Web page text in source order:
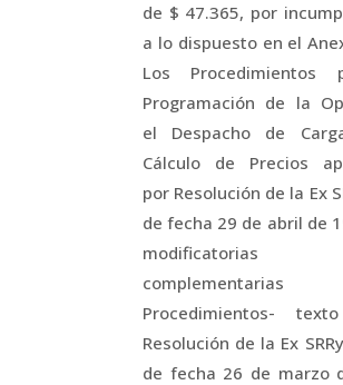
de $ 47.365, por
a lo dispuesto en el
Los Procedimientos
Programación de la
el Despacho de
Cálculo de Precios
por Resolución de la Ex
de fecha 29 de abril de
Procedimientos-
Resolución de la Ex
de fecha 26 de marzo